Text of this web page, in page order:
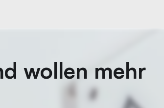
wollen mehr